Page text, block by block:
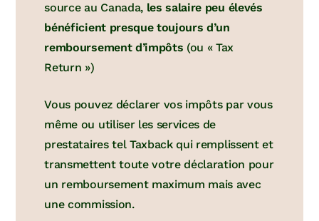
source au Canada, les salaire peu élevés
bénéficient presque toujours d’un
remboursement d’impôts (ou « Tax
Return »)
Vous pouvez déclarer vos impôts par vous
même ou utiliser les services de
prestataires tel Taxback qui remplissent et
transmettent toute votre déclaration pour
un remboursement maximum mais avec
une commission.